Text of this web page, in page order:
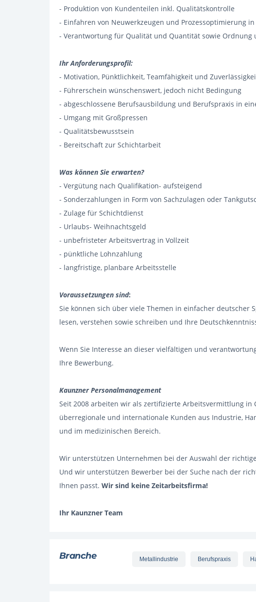
- Produktion von Kundenteilen inkl. Qualitätskontrolle
- Einfahren von Neuwerkzeugen und Prozessoptimierung
- Verantwortung für Qualität und Quantität sowie Ordnung
Ihr Anforderungsprofil:
- Motivation, Pünktlichkeit, Teamfähigkeit und
- Führerschein wünschenswert, jedoch nicht Bedingung
- abgeschlossene Berufsausbildung und Berufspraxis in
- Umgang mit Großpressen
- Qualitätsbewusstsein
- Bereitschaft zur Schichtarbeit
Was können Sie erwarten?
- Vergütung nach Qualifikation- aufsteigend
- Sonderzahlungen in Form von Sachzulagen oder
- Zulage für Schichtdienst
- Urlaubs- Weihnachtsgeld
- unbefristeter Arbeitsvertrag in Vollzeit
- pünktliche Lohnzahlung
- langfristige, planbare Arbeitsstelle
Voraussetzungen sind:
Sie können sich über viele Themen in einfacher deutscher
lesen, verstehen sowie schreiben und Ihre
Wenn Sie Interesse an dieser vielfältigen und
Ihre Bewerbung.
Kaunzner Personalmanagement
Seit 2008 arbeiten wir als zertifizierte Arbeitsvermittlung in
überregionale und internationale Kunden aus Industrie,
und im medizinischen Bereich.
Wir unterstützen Unternehmen bei der Auswahl der
Und wir unterstützen Bewerber bei der Suche nach der
Ihnen passt. Wir sind keine Zeitarbeitsfirma!
Ihr Kaunzner Team
Branche Metallindustrie Berufspraxis